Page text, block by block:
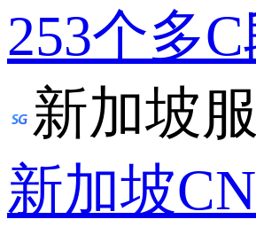
253个多
新加坡
新加坡